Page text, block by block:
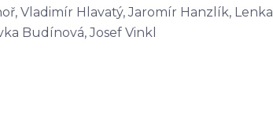
Vladimír Hlavatý, Jaromír Hanzlík, Lenka
Budínová, Josef Vinkl